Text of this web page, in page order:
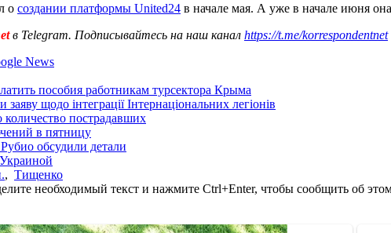
о создании платформы United24 в начале мая. А уже в начале июня она
в Telegram. Подписывайтесь на наш канал https://t.me/korrespondentnet
News
пособия работникам турсектора Крыма
щодо інтеграції Інтернаціональних легіонів
пострадавших
в пятницу
обсудили детали
, Тищенко
необходимый текст и нажмите Ctrl+Enter, чтобы сообщить об